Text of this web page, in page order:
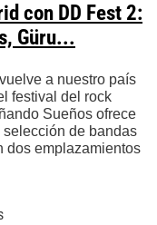
con DD Fest 2:
Güru...
a nuestro país
festival del rock
Sueños ofrece
de bandas
dos emplazamientos